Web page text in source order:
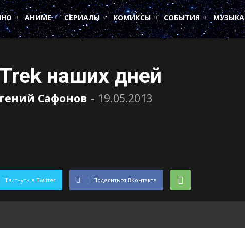
АНИМЕ СЕРИАЛЫ КОМИКСЫ СОБЫТИЯ МУЗЫКА
наших дней
Сафонов - 19.05.2013
Твитнуть в Twitter Поделиться ВКонтакте